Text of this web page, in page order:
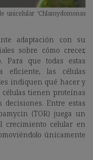
unicelular ‘Chlamydomonas
adaptación con su
sobre cómo crecer,
Para que todas estas
eficiente, las células
indiquen qué hacer y
células tienen proteínas
Entre estas
(TOR) juega un
crecimiento celular en
únicamente